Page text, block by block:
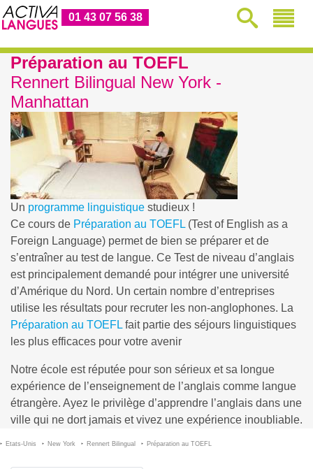
01 43 07 56 38
Préparation au TOEFL
Rennert Bilingual New York -
Manhattan
Un programme linguistique studieux !
Ce cours de Préparation au TOEFL (Test of English as a
Foreign Language) permet de bien se préparer et de
s’entraîner au test de langue. Ce Test de niveau d’anglais
est principalement demandé pour intégrer une université
d’Amérique du Nord. Un certain nombre d’entreprises
utilise les résultats pour recruter les non-anglophones. La
Préparation au TOEFL fait partie des séjours linguistiques
les plus efficaces pour votre avenir
Notre école est réputée pour son sérieux et sa longue
expérience de l’enseignement de l’anglais comme langue
étrangère. Ayez le privilège d’apprendre l’anglais dans une
ville qui ne dort jamais et vivez une expérience inoubliable.
Etats-Unis New York Rennert Bilingual Préparation au TOEFL